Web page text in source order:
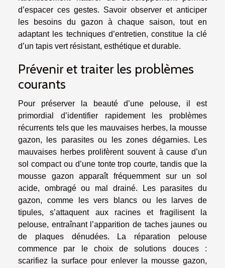
d’espacer ces gestes. Savoir observer et anticiper
les besoins du gazon à chaque saison, tout en
adaptant les techniques d’entretien, constitue la clé
d’un tapis vert résistant, esthétique et durable.
Prévenir et traiter les problèmes
courants
Pour préserver la beauté d’une pelouse, il est
primordial d’identifier rapidement les problèmes
récurrents tels que les mauvaises herbes, la mousse
gazon, les parasites ou les zones dégarnies. Les
mauvaises herbes prolifèrent souvent à cause d’un
sol compact ou d’une tonte trop courte, tandis que la
mousse gazon apparaît fréquemment sur un sol
acide, ombragé ou mal drainé. Les parasites du
gazon, comme les vers blancs ou les larves de
tipules, s’attaquent aux racines et fragilisent la
pelouse, entraînant l’apparition de taches jaunes ou
de plaques dénudées. La réparation pelouse
commence par le choix de solutions douces :
scarifiez la surface pour enlever la mousse gazon,